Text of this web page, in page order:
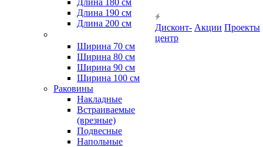
Длина 180 см
Длина 190 см
Длина 200 см
Ширина 70 см
Ширина 80 см
Ширина 90 см
Ширина 100 см
Раковины
Накладные
Встраиваемые
(врезные)
Подвесные
Напольные
Дисконт-
центр
Акции Проекты